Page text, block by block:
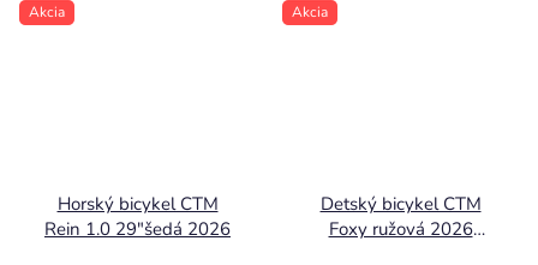
Akcia
Horský bicykel CTM
Rein 1.0 29"šedá 2026
Akcia
Detský bicykel CTM
Foxy ružová 2026